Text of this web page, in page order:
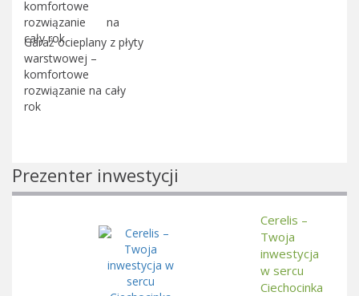
Garaż ocieplany z płyty
warstwowej –
komfortowe
rozwiązanie na cały
rok
Prezenter inwestycji
Cerelis –
Twoja
inwestycja
w sercu
Ciechocinka